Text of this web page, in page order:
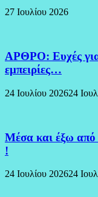
27 Ιουλίου 2026
ΑΡΘΡΟ: Ευχές για
εμπειρίες…
24 Ιουλίου 202624
Μέσα και έξω
!
24 Ιουλίου 202624